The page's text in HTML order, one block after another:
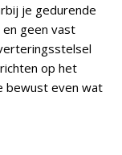
je gedurende
en geen vast
op het
bewust even wat